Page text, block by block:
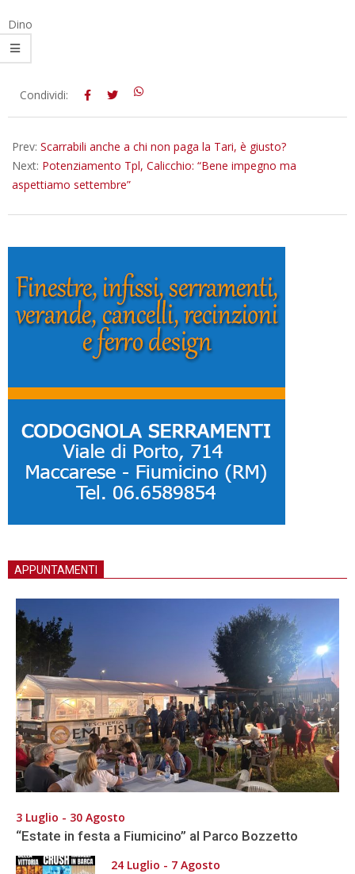
Dino
2023-
Condividi:
Prev: Scarrabili anche a chi non paga la Tari, è giusto?
Next: Potenziamento Tpl, Calicchio: “Bene impegno ma
aspettiamo settembre”
APPUNTAMENTI
3 Luglio - 30 Agosto
“Estate in festa a Fiumicino” al Parco Bozzetto
24 Luglio - 7 Agosto